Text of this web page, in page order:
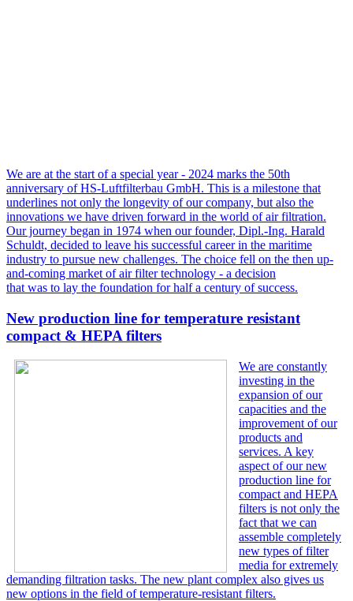
We are at the start of a special year - 2024 marks the 50th
anniversary of HS-Luftfilterbau GmbH. This is a milestone that
underlines not only the longevity of our company, but also the
innovations we have driven forward in the world of air filtration.
Our journey began in 1974 when our founder, Dipl.-Ing. Harald
Schuldt, decided to leave his successful career in the maritime
industry to pursue new challenges. The choice fell on the then up-
and-coming market of air filter technology - a decision
that was to lay the foundation for half a century of success.
New production line for temperature resistant
compact & HEPA filters
We are constantly
investing in the
expansion of our
capacities and the
improvement of our
products and
services. A key
aspect of our new
production line for
compact and HEPA
filters is not only the
fact that we can
assemble completely
new types of filter
media for extremely
demanding filtration tasks. The new plant complex also gives us
new options in the field of temperature-resistant filters.